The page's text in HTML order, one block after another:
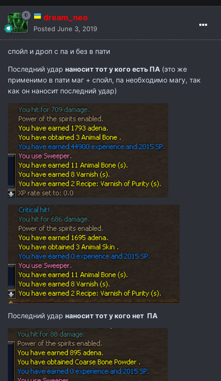
dream_neo
Posted June 3, 2019
спойл и дроп с па и без в пати
Последний удар наносит тот у кого есть ПА (это же
применимо в пати маг + спойл, па необходимо магу, так
как он наносит последний удар)
Последний удар наносит тот у кого нет ПА